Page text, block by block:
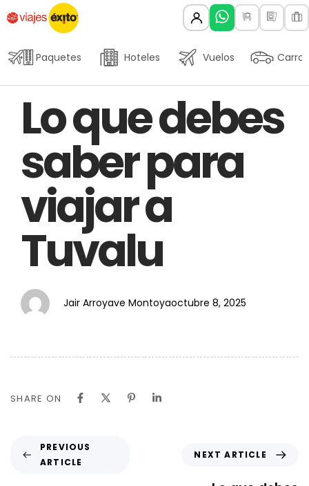
Paquetes Hoteles Vuelos Carros
Lo que debes
saber para
viajar a
Tuvalu
Jair Arroyave Montoya
on:
octubre 8, 2025
SHARE ON
PREVIOUS
ARTICLE
NEXT ARTICLE